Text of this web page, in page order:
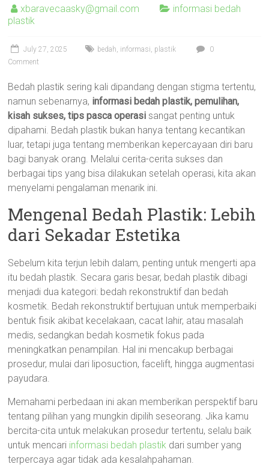
xbaravecaasky@gmail.com
informasi bedah
plastik
July 27, 2025 bedah, informasi, plastik
0
Comment
Bedah plastik sering kali dipandang dengan stigma tertentu,
namun sebenarnya, informasi bedah plastik, pemulihan,
kisah sukses, tips pasca operasi sangat penting untuk
dipahami. Bedah plastik bukan hanya tentang kecantikan
luar, tetapi juga tentang memberikan kepercayaan diri baru
bagi banyak orang. Melalui cerita-cerita sukses dan
berbagai tips yang bisa dilakukan setelah operasi, kita akan
menyelami pengalaman menarik ini.
Mengenal Bedah Plastik: Lebih
dari Sekadar Estetika
Sebelum kita terjun lebih dalam, penting untuk mengerti apa
itu bedah plastik. Secara garis besar, bedah plastik dibagi
menjadi dua kategori: bedah rekonstruktif dan bedah
kosmetik. Bedah rekonstruktif bertujuan untuk memperbaiki
bentuk fisik akibat kecelakaan, cacat lahir, atau masalah
medis, sedangkan bedah kosmetik fokus pada
meningkatkan penampilan. Hal ini mencakup berbagai
prosedur, mulai dari liposuction, facelift, hingga augmentasi
payudara.
Memahami perbedaan ini akan memberikan perspektif baru
tentang pilihan yang mungkin dipilih seseorang. Jika kamu
bercita-cita untuk melakukan prosedur tertentu, selalu baik
untuk mencari informasi bedah plastik dari sumber yang
terpercaya agar tidak ada kesalahpahaman.